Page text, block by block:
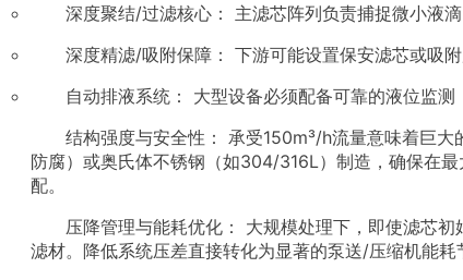
深度聚结/过滤核心： 主滤芯阵列负责捕捉微小液
深度精滤/吸附保障： 下游可能设置保安滤芯或吸
自动排液系统： 大型设备必须配备可靠的液位监
结构强度与安全性： 承受150m³/h流量意味着巨
防腐）或奥氏体不锈钢（如304/316L）制造，确保在
配。
压降管理与能耗优化： 大规模处理下，即使滤芯
滤材。降低系统压差直接转化为显著的泵送/压缩机能耗